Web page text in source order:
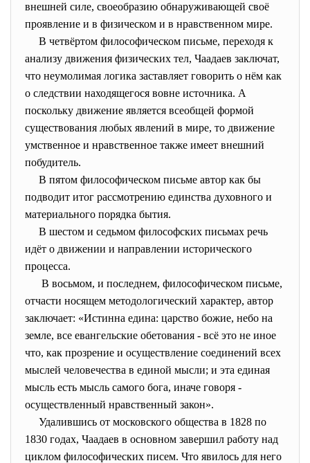
внешней силе, своеобразию обнаруживающей своё
проявление и в физическом и в нравственном мире.
В четвёртом философическом письме, переходя к
анализу движения физических тел, Чаадаев заключат,
что неумолимая логика заставляет говорить о нём как
о следствии находящегося вовне источника. А
поскольку движение является всеобщей формой
существования любых явлений в мире, то движение
умственное и нравственное также имеет внешний
побудитель.
В пятом философическом письме автор как бы
подводит итог рассмотрению единства духовного и
материального порядка бытия.
В шестом и седьмом философских письмах речь
идёт о движении и направлении исторического
процесса.
В восьмом, и последнем, философическом письме,
отчасти носящем методологический характер, автор
заключает: «Истинна едина: царство божие, небо на
земле, все евангельские обетования - всё это не иное
что, как прозрение и осуществление соединений всех
мыслей человечества в единой мысли; и эта единая
мысль есть мысль самого бога, иначе говоря -
осуществленный нравственный закон».
Удалившись от московского общества в 1828 по
1830 годах, Чаадаев в основном завершил работу над
циклом философических писем. Что явилось для него